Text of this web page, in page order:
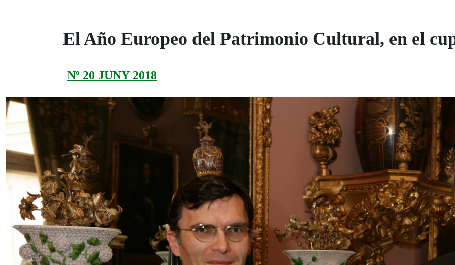
El Año Europeo del Patrimonio Cultural, en el
Nº 20 JUNY 2018